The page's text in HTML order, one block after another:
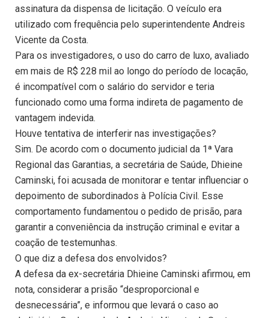
assinatura da dispensa de licitação. O veículo era
utilizado com frequência pelo superintendente Andreis
Vicente da Costa.
Para os investigadores, o uso do carro de luxo, avaliado
em mais de R$ 228 mil ao longo do período de locação,
é incompatível com o salário do servidor e teria
funcionado como uma forma indireta de pagamento de
vantagem indevida.
Houve tentativa de interferir nas investigações?
Sim. De acordo com o documento judicial da 1ª Vara
Regional das Garantias, a secretária de Saúde, Dhieine
Caminski, foi acusada de monitorar e tentar influenciar o
depoimento de subordinados à Polícia Civil. Esse
comportamento fundamentou o pedido de prisão, para
garantir a conveniência da instrução criminal e evitar a
coação de testemunhas.
O que diz a defesa dos envolvidos?
A defesa da ex-secretária Dhieine Caminski afirmou, em
nota, considerar a prisão “desproporcional e
desnecessária”, e informou que levará o caso ao